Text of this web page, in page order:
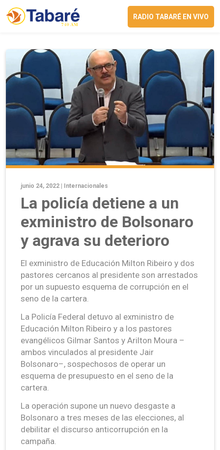
RADIO TABARÉ EN VIVO
junio 24, 2022 | Internacionales
La policía detiene a un
exministro de Bolsonaro
y agrava su deterioro
El exministro de Educación Milton Ribeiro y dos
pastores cercanos al presidente son arrestados
por un supuesto esquema de corrupción en el
seno de la cartera.
La Policía Federal detuvo al exministro de
Educación Milton Ribeiro y a los pastores
evangélicos Gilmar Santos y Arilton Moura –
ambos vinculados al presidente Jair
Bolsonaro–, sospechosos de operar un
esquema de presupuesto en el seno de la
cartera.
La operación supone un nuevo desgaste a
Bolsonaro a tres meses de las elecciones, al
debilitar el discurso anticorrupción en la
campaña.